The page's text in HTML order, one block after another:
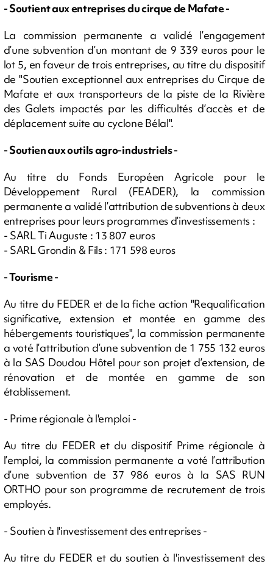
- Soutient aux entreprises du cirque de Mafate -
La commission permanente a validé l’engagement
d’une subvention d’un montant de 9 339 euros pour le
lot 5, en faveur de trois entreprises, au titre du dispositif
de "Soutien exceptionnel aux entreprises du Cirque de
Mafate et aux transporteurs de la piste de la Rivière
des Galets impactés par les difficultés d’accès et de
déplacement suite au cyclone Bélal".
- Soutien aux outils agro-industriels -
Au titre du Fonds Européen Agricole pour le
Développement Rural (FEADER), la commission
permanente a validé l’attribution de subventions à deux
entreprises pour leurs programmes d’investissements :
- SARL Ti Auguste : 13 807 euros
- SARL Grondin & Fils : 171 598 euros
- Tourisme -
Au titre du FEDER et de la fiche action "Requalification
significative, extension et montée en gamme des
hébergements touristiques", la commission permanente
a voté l’attribution d’une subvention de 1 755 132 euros
à la SAS Doudou Hôtel pour son projet d’extension, de
rénovation et de montée en gamme de son
établissement.
- Prime régionale à l'emploi -
Au titre du FEDER et du dispositif Prime régionale à
l’emploi, la commission permanente a voté l’attribution
d’une subvention de 37 986 euros à la SAS RUN
ORTHO pour son programme de recrutement de trois
employés.
- Soutien à l'investissement des entreprises -
Au titre du FEDER et du soutien à l'investissement des